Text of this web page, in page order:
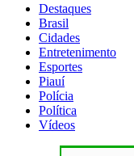
Destaques
Brasil
Cidades
Entretenimento
Esportes
Piauí
Polícia
Política
Vídeos